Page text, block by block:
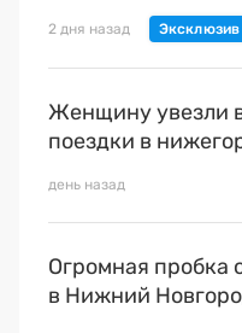
2 дня назад
Женщину увезли
поездки в
день назад
Огромная пробка
в Нижний